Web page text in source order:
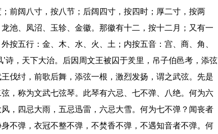
前阔八寸，按八节；后阔四寸，按四时；厚二寸，按两
池、凤沼、玉轸、金徽。那徽有十二，按十二月；又有一
按五行：金、木、水、火、土；内按五音：宫、商、角、
诗，天下大治。后因周文王被囚于羑里，吊子伯邑考，添弦
伐纣，前歌后舞，添弦一根，激烈发扬，谓之武弦。先是
，称为文武七弦琴。此琴有六忌、七不弹、八绝。何为六
，四忌大雨，五忌迅雷，六忌大雪。何为七不弹？闻丧者
不弹，衣冠不整不弹，不焚香不弹，不遇知音者不弹。何